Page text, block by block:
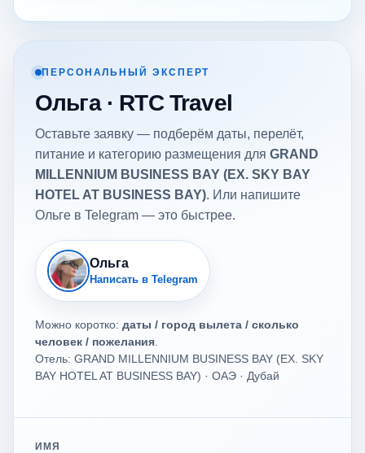
ПЕРСОНАЛЬНЫЙ ЭКСПЕРТ
Ольга · RTC Travel
Оставьте заявку — подберём даты, перелёт,
питание и категорию размещения для GRAND
MILLENNIUM BUSINESS BAY (EX. SKY BAY
HOTEL AT BUSINESS BAY). Или напишите
Ольге в Telegram — это быстрее.
Ольга
Написать в Telegram
Можно коротко: даты / город вылета / сколько
человек / пожелания
Отель: GRAND MILLENNIUM BUSINESS BAY (EX. SKY
BAY HOTEL AT BUSINESS BAY) · ОАЭ · Дубай
ИМЯ